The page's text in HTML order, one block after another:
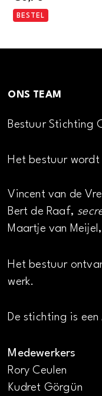
BESTEL
ONS TEAM
Bestuur Stichting
Het bestuur
Vincent van de
Bert de Raaf,
Maartje van Meijel,
Het bestuur
werk.
De stichting is een
Medewerkers
Rory Ceulen
Kudret Görgün